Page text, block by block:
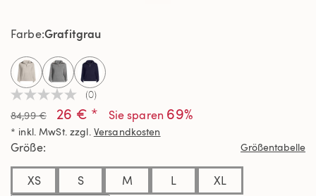
Kein
Beurteilungswert
Link
auf
derselben
(0)
84,99 € 26 € * Sie sparen 69%
* inkl. MwSt. zzgl. Versandkosten
FarbeGrafitgrau
selected
Größe Größentabelle
XS S M L XL